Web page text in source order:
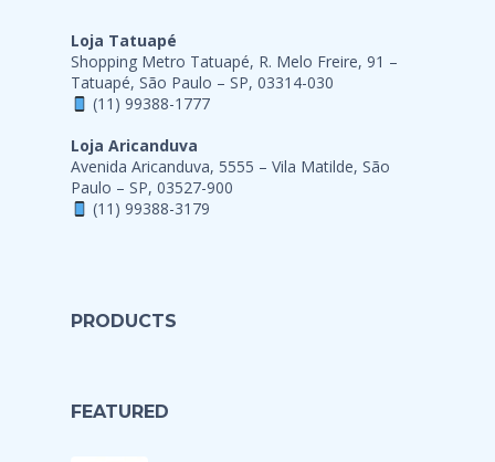
Loja Tatuapé
Shopping Metro Tatuapé, R. Melo Freire, 91 –
Tatuapé, São Paulo – SP, 03314-030
(11) 99388-1777
Loja Aricanduva
Avenida Aricanduva, 5555 – Vila Matilde, São
Paulo – SP, 03527-900
(11) 99388-3179
PRODUCTS
FEATURED